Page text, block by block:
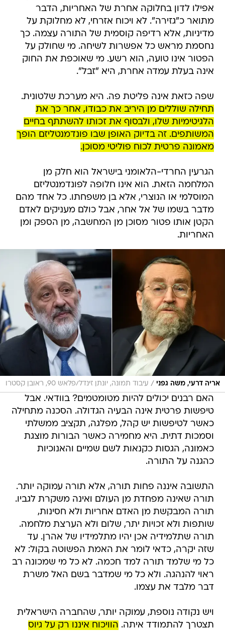
אפילו לדון בחלוקה אחרת של האחריות, הדבר
מתואר כ"גזירה". לא ויכוח אזרחי, לא מחלוקת על
מדיניות, אלא רדיפה קוסמית של התורה עצמה. כך
נחסמת מראש כל אפשרות לשיחה. מי שחולק על
הפטור אינו טועה, הוא רשע. מי שאוכפת את החוק
אינה בעלת עמדה אחרת, היא "זבל".
שפה כזאת אינה פליטת פה. היא מערכת שלטונית.
תחילה שוללים מן היריב את כבודו, אחר כך את
הלגיטימיות שלו, ולבסוף את זכותו להשתתף בחיים
המשותפים. זה בדיוק האופן שבו פונדמנטליזם הופך
מאמונה פרטית לכוח פוליטי מסוכן.
הגרעין החרדי-הלאומני בישראל הוא חלק מן
המלחמה הזאת. הוא אינו חלופה לפונדמנטליזם
המוסלמי או הנוצרי, אלא בן משפחתו. כל אחד מהם
מדבר בשמו של אל אחר, אבל כולם מעניקים לאדם
הקטן אותו פטור מסוכן מן המחשבה, מן הספק ומן
האחריות.
אריה דרעי, משה גפני / עיבוד תמונה, יונתן זינדל/פלאש 90, ראובן קסטרו
האם רבנים יכולים להיות מטומטמים? בוודאי. אבל
טיפשות פרטית אינה הבעיה הגדולה. הסכנה מתחילה
כאשר לטיפשות יש קהל, מפלגה, תקציב ממשלתי
וסמכות דתית. היא מחמירה כאשר הבורות מוצגת
כאמונה, הגסות כקנאות לשם שמיים והאנוכיות
כהגנה על התורה.
התשובה איננה פחות תורה, אלא תורה עמוקה יותר.
תורה שאינה מפחדת מן העולם ואינה משקרת לגביו.
תורה המבקשת מן האדם אחריות ולא חסינות,
שותפות ולא זכויות יתר, שלום ולא הערצת מלחמה.
תורה שתלמידיה אכן יהיו מתלמידיו של אהרן. עד
שזה יקרה, כדאי לומר את האמת הפשוטה בקול: לא
כל מי שלמד תורה למד חכמה. לא כל מי שמכונה רב
ראוי להנהגה. ולא כל מי שמדבר בשם האל משרת
דבר מלבד את עצמו.
ויש נקודה נוספת, עמוקה יותר, שהחברה הישראלית
תצטרך להתמודד איתה. הוויכוח איננו רק על גיוס